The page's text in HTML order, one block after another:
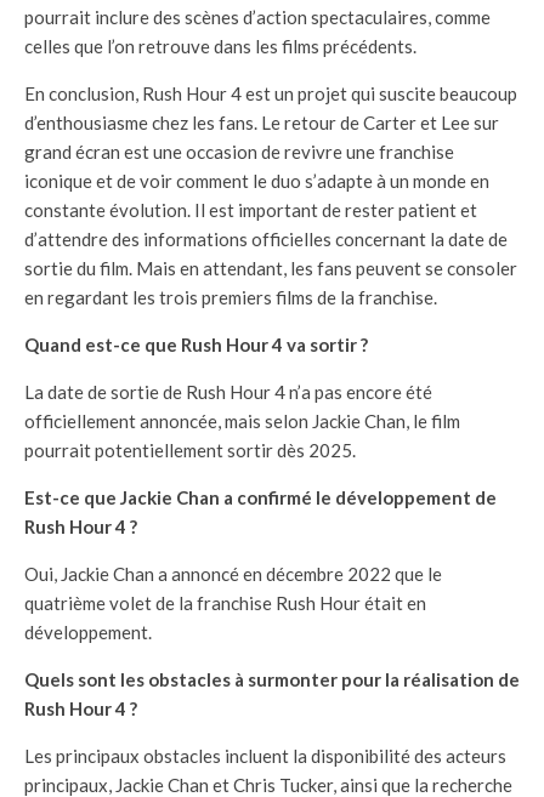
pourrait inclure des scènes d’action spectaculaires, comme
celles que l’on retrouve dans les films précédents.
En conclusion, Rush Hour 4 est un projet qui suscite beaucoup
d’enthousiasme chez les fans. Le retour de Carter et Lee sur
grand écran est une occasion de revivre une franchise
iconique et de voir comment le duo s’adapte à un monde en
constante évolution. Il est important de rester patient et
d’attendre des informations officielles concernant la date de
sortie du film. Mais en attendant, les fans peuvent se consoler
en regardant les trois premiers films de la franchise.
Quand est-ce que Rush Hour 4 va sortir ?
La date de sortie de Rush Hour 4 n’a pas encore été
officiellement annoncée, mais selon Jackie Chan, le film
pourrait potentiellement sortir dès 2025.
Est-ce que Jackie Chan a confirmé le développement de
Rush Hour 4 ?
Oui, Jackie Chan a annoncé en décembre 2022 que le
quatrième volet de la franchise Rush Hour était en
développement.
Quels sont les obstacles à surmonter pour la réalisation de
Rush Hour 4 ?
Les principaux obstacles incluent la disponibilité des acteurs
principaux, Jackie Chan et Chris Tucker, ainsi que la recherche